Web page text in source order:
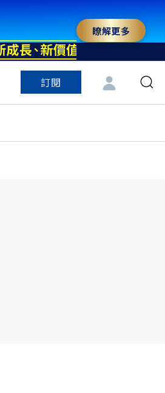
瞭解更多
訂閱
特色頻道